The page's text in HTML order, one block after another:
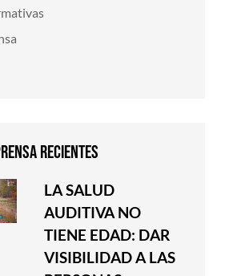
LA SALUD
AUDITIVA NO
TIENE EDAD: DAR
VISIBILIDAD A LAS